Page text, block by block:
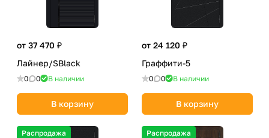
от 37 470 ₽
Лайнер/SBlack
0 0 В наличии
В корзину
от 24 120 ₽
Граффити-5
0 0 В наличии
В корзину
Распродажа Распродажа